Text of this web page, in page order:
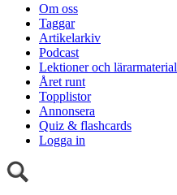
Om oss
Taggar
Artikelarkiv
Podcast
Lektioner och lärarmaterial
Året runt
Topplistor
Annonsera
Quiz & flashcards
Logga in